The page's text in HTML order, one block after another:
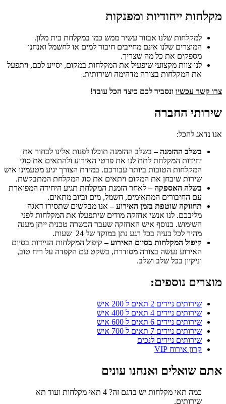
מקלחות ייחודיות ומפנקות
למקלחות שלנו אבזור עשיר ממש כמו במקלחת בית מלון.
המוצרים שלנו אינם מחייבים חיבור למים או לחשמל ואנחנו
מספקים את כל מה שצריך.
לנו צוות מקצועי שיפעיל את המקלחות במקום, יסייע לכם, ויתפעל
את המקלחות בצורה מדהימה ושירותית.
צרו קשר עכשיו ונסביר לכם כיצד הכל עובד!
שירותי החברה
אנו נדאג להכל:
בשלב ההזמנה –בשלב ההזמנה תוכלו לפנות אלינו לבחור את
יחידות המקלחת לתת לנו את פרטי האירוע ולהתאים את סוגי
המקלחות הטובות ביותר עבורכם. במידת הצורך יגיע מטעמינו איש
שירות שיבחן את המקום ויתאים את סוג המקלחת המתבקשת.
בשלה האספקה –לאחר הזמנת המקלחת תגיע היחידה המפוארת
עם החיבורים המתאימים, חשמל, מים וביוב מתאים.
תחזוקה שוטפת בזמן האירוע –אנו מבקשים שתסירו דאגה
מליבכם. לנו אנשי אחזקה מודים שיתפעלו את המקלחות לפני
השימוש. בנוסף איש האחזקה שעבר הכשרה טכנית ייתן מענה
מהיר לכל בעיה בכל רגע נתן במוקד של 24 שעות.
קיפול המקלחות בסיום האירוע –קיפול המקלחות הניידות בסיום
האירוע נעשה בצורה מסודרת, בשקט עם הקפדה על ריח טוב,
וניקיון בכל שלב ושלב.
מוצרים נוספים:
שירותים ניידים 2 תאים ל 200 איש
שירותים ניידים 4 תאים ל 400 איש
שירותים ניידים 6 תאים ל 600 איש
שירותים ניידים 7 תאים ל 700 איש
שירותים ניידים לנכים
קרון אירוח VIP
אתם שואלים ואנחנו עונים
כמה תאי מקלחות יש בדגם זה?
4 תאי מקלחות ועוד תא
שירותים.